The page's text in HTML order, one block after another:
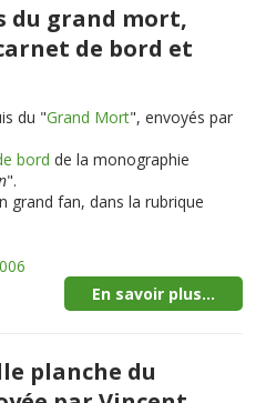
du grand mort,
de bord et
du "Grand Mort", envoyés par
bord de la monographie
".
grand fan, dans la rubrique
En savoir plus...
planche du